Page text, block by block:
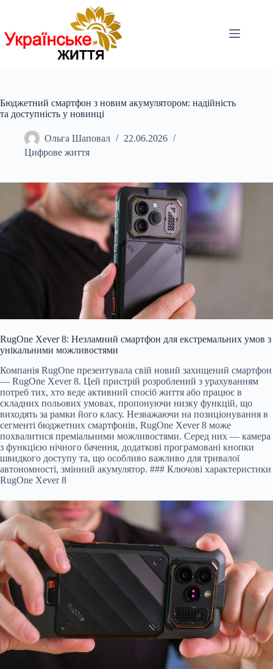
Бюджетний смартфон з новим акумулятором: надійність
та доступність у новинці
Ольга Шаповал
22.06.2026
Цифрове життя
RugOne Xever 8: Незламний смартфон для екстремальних умов з
унікальними можливостями
Компанія RugOne презентувала свій новий захищений смартфон
— RugOne Xever 8. Цей пристрій розроблений з урахуванням
потреб тих, хто веде активний спосіб життя або працює в
складних польових умовах, пропонуючи низку функцій, що
виходять за рамки його класу. Незважаючи на позиціонування в
сегменті бюджетних смартфонів, RugOne Xever 8 може
похвалитися преміальними можливостями. Серед них — камера
з функцією нічного бачення, додаткові програмовані кнопки
швидкого доступу та, що особливо важливо для тривалої
автономності, змінний акумулятор. ### Ключові характеристики
RugOne Xever 8